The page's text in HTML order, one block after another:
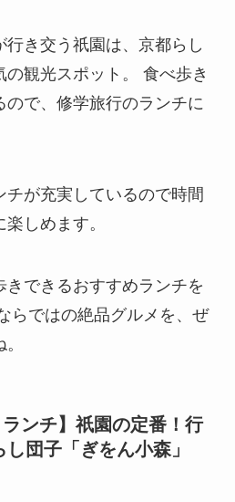
き交う祇園は、京都らし
観光スポット。 食べ歩き
ので、修学旅行のランチに
が充実しているので時間
しめます。
できるおすすめランチを
らではの絶品グルメを、ぜ
ンチ】祇園の定番！行
団子「ぎをん小森」